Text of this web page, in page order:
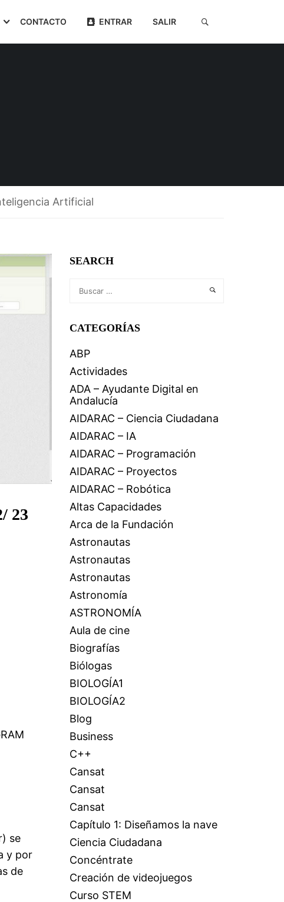
CONTACTO ENTRAR SALIR
Artificial
23
se
y por
de
SEARCH
CATEGORÍAS
ABP
Actividades
ADA – Ayudante Digital en
Andalucía
AIDARAC – Ciencia Ciudadana
AIDARAC – IA
AIDARAC – Programación
AIDARAC – Proyectos
AIDARAC – Robótica
Altas Capacidades
Arca de la Fundación
Astronautas
Astronautas
Astronautas
Astronomía
ASTRONOMÍA
Aula de cine
Biografías
Biólogas
BIOLOGÍA1
BIOLOGÍA2
Blog
Business
C++
Cansat
Cansat
Cansat
Capítulo 1: Diseñamos la nave
Ciencia Ciudadana
Concéntrate
Creación de videojuegos
Curso STEM